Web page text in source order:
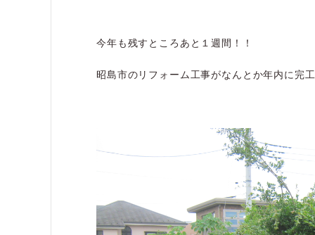
今年も残すところあと１週間！！
昭島市のリフォーム工事がなんとか年内に完